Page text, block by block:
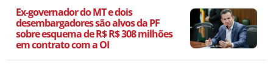
Ex-governador do MT e dois
desembargadores são alvos da PF
sobre esquema de R$ R$ 308 milhões
em contrato com a OI